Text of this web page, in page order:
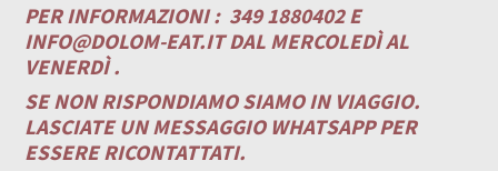
PER INFORMAZIONI : 349 1880402 E
INFO@DOLOM-EAT.ITDAL MERCOLEDÌ AL
VENERDÌ .
SE NON RISPONDIAMO SIAMO IN VIAGGIO.
LASCIATE UN MESSAGGIO WHATSAPP PER
ESSERE RICONTATTATI.